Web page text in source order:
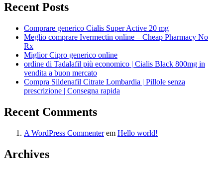
Recent Posts
Comprare generico Cialis Super Active 20 mg
Meglio comprare Ivermectin online – Cheap Pharmacy No
Rx
Miglior Cipro generico online
ordine di Tadalafil più economico | Cialis Black 800mg in
vendita a buon mercato
Compra Sildenafil Citrate Lombardia | Pillole senza
prescrizione | Consegna rapida
Recent Comments
A WordPress Commenterem Hello world!
Archives